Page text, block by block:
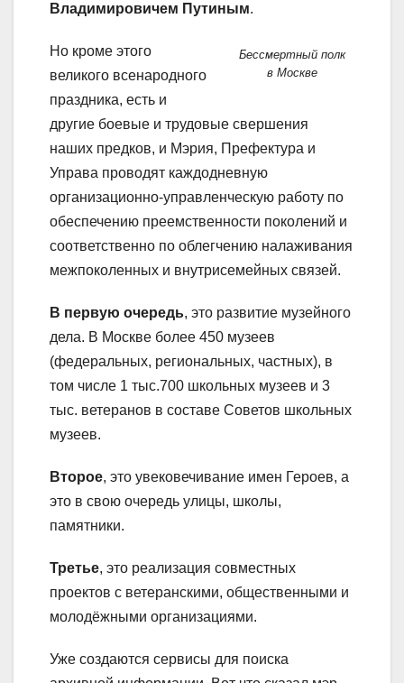
Владимировичем Путиным.
Бессмертный полк
в Москве
Но кроме этого
великого всенародного
праздника, есть и
другие боевые и трудовые свершения
наших предков, и Мэрия, Префектура и
Управа проводят каждодневную
организационно-управленческую работу по
обеспечению преемственности поколений и
соответственно по облегчению налаживания
межпоколенных и внутрисемейных связей.
В первую очередь, это развитие музейного
дела. В Москве более 450 музеев
(федеральных, региональных, частных), в
том числе 1 тыс.700 школьных музеев и 3
тыс. ветеранов в составе Советов школьных
музеев.
Второе, это увековечивание имен Героев, а
это в свою очередь улицы, школы,
памятники.
Третье, это реализация совместных
проектов с ветеранскими, общественными и
молодёжными организациями.
Уже создаются сервисы для поиска